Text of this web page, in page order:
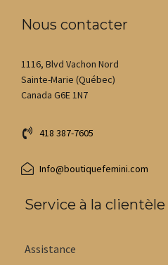
Nous contacter
1116, Blvd Vachon Nord
Sainte-Marie (Québec)
Canada G6E 1N7
418 387-7605
Info@boutiquefemini.com
Service à la clientèle
Assistance